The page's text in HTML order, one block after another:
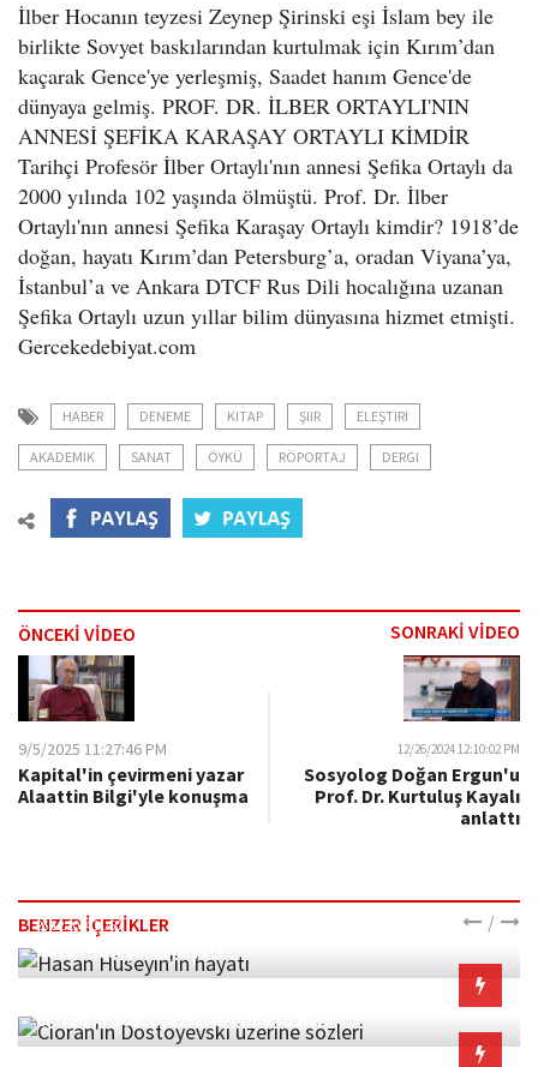
İlber Hocanın teyzesi Zeynep Şirinski eşi İslam bey ile
birlikte Sovyet baskılarından kurtulmak için Kırım’dan
kaçarak Gence'ye yerleşmiş, Saadet hanım Gence'de
dünyaya gelmiş. PROF. DR. İLBER ORTAYLI'NIN
ANNESİ ŞEFİKA KARAŞAY ORTAYLI KİMDİR
Tarihçi Profesör İlber Ortaylı'nın annesi Şefika Ortaylı da
2000 yılında 102 yaşında ölmüştü. Prof. Dr. İlber
Ortaylı'nın annesi Şefika Karaşay Ortaylı kimdir? 1918’de
doğan, hayatı Kırım’dan Petersburg’a, oradan Viyana’ya,
İstanbul’a ve Ankara DTCF Rus Dili hocalığına uzanan
Şefika Ortaylı uzun yıllar bilim dünyasına hizmet etmişti.
Gercekedebiyat.com
HABER DENEME KITAP ŞIIR ELEŞTIRI
AKADEMIK SANAT ÖYKÜ RÖPORTAJ DERGI
ÖNCEKİ VİDEO SONRAKİ VİDEO
9/5/2025 11:27:46 PM
Kapital'in çevirmeni yazar
Alaattin Bilgi'yle konuşma
12/26/2024 12:10:02 PM
Sosyolog Doğan Ergun'u
Prof. Dr. Kurtuluş Kayalı
anlattı
BENZER İÇERİKLER /
26.12.2024 11:50
Hasan Hüseyin'in hayatı
Cioran'ın Dostoyevski üzerine sözleri